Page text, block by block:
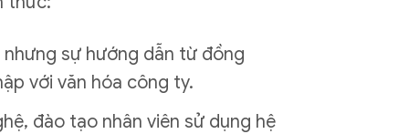
sự hướng dẫn từ đồng
với văn hóa công ty.
đào tạo nhân viên sử dụng hệ